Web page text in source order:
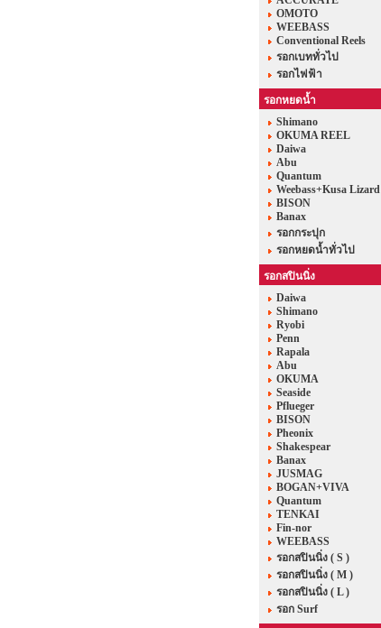
OMOTO
WEEBASS
Conventional Reels
รอกเบททั่วไป
รอกไฟฟ้า
รอกหยดน้ำ
Shimano
OKUMA REEL
Daiwa
Abu
Quantum
Weebass+Kusa Lizard
BISON
Banax
รอกกระปุก
รอกหยดน้ำทั่วไป
รอกสปินนิ่ง
Daiwa
Shimano
Ryobi
Penn
Rapala
Abu
OKUMA
Seaside
Pflueger
BISON
Pheonix
Shakespear
Banax
JUSMAG
BOGAN+VIVA
Quantum
TENKAI
Fin-nor
WEEBASS
รอกสปินนิ่ง ( S )
รอกสปินนิ่ง ( M )
รอกสปินนิ่ง ( L )
รอก Surf